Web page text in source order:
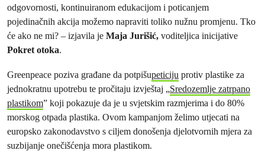
odgovornosti, kontinuiranom edukacijom i poticanjem
pojedinačnih akcija možemo napraviti toliko nužnu promjenu. Tko
će ako ne mi? – izjavila je Maja Jurišić, voditeljica inicijative
Pokret otoka.
Greenpeace poziva građane da potpišupeticiju protiv plastike za
jednokratnu upotrebu te pročitaju izvještaj „Sredozemlje zatrpano
plastikom” koji pokazuje da je u svjetskim razmjerima i do 80%
morskog otpada plastika. Ovom kampanjom želimo utjecati na
europsko zakonodavstvo s ciljem donošenja djelotvornih mjera za
suzbijanje onečišćenja mora plastikom.